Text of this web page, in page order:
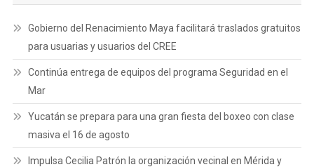
Gobierno del Renacimiento Maya facilitará traslados gratuitos
para usuarias y usuarios del CREE
Continúa entrega de equipos del programa Seguridad en el
Mar
Yucatán se prepara para una gran fiesta del boxeo con clase
masiva el 16 de agosto
Impulsa Cecilia Patrón la organización vecinal en Mérida y